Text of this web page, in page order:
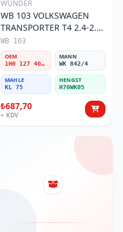
WUNDER
WB 103 VOLKSWAGEN
TRANSPORTER T4 2.4-2.5
MOTOR- CADDY E.M 1H0
127 401 C Yakıt/Mazot
Filtresi
WB 103
OEM
1H0 127 401 C
MANN
WK 842/4
MAHLE
KL 75
HENGST
H70WK05
₺687,70
+ KDV